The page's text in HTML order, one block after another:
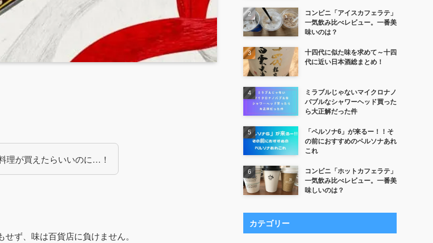
理が買えたらいいのに…！
ず、味は百貨店に負けません。
コンビニ「アイスカフェラテ」
一気飲み比べレビュー。一番美
味いのは？
十四代に似た味を求めて～十四
代に近い日本酒総まとめ！
ミラブルじゃないマイクロナノ
バブルなシャワーヘッド買った
ら大正解だった件
「ペルソナ6」が来るー！！そ
の前におすすめのペルソナあれ
これ
コンビニ「ホットカフェラテ」
一気飲み比べレビュー。一番美
味しいのは？
カテゴリー